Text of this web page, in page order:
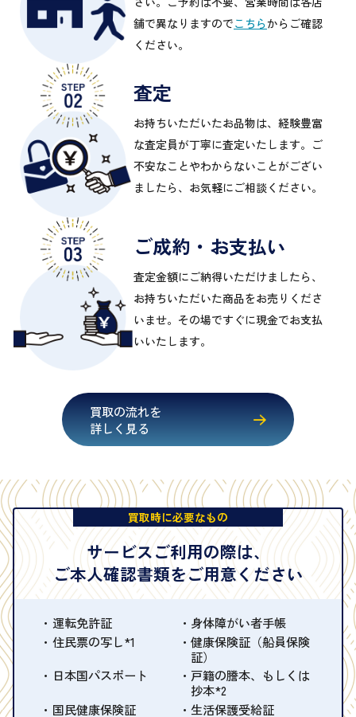
舗で異なりますのでこちらからご確認
ください。
査定
お持ちいただいたお品物は、経験豊富
な査定員が丁寧に査定いたします。ご
不安なことやわからないことがござい
ましたら、お気軽にご相談ください。
ご成約・お支払い
査定金額にご納得いただけましたら、
お持ちいただいた商品をお売りくださ
いませ。その場ですぐに現金でお支払
いいたします。
買取の流れを
詳しく見る
買取時に必要なもの
サービスご利用の際は、
ご本人確認書類をご用意ください
運転免許証
身体障がい者手帳
住民票の写し*1
健康保険証（船員保険
証）
日本国パスポート
戸籍の謄本、もしくは
抄本*2
国民健康保険証
生活保護受給証